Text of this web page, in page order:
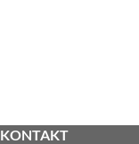
KONTAKT